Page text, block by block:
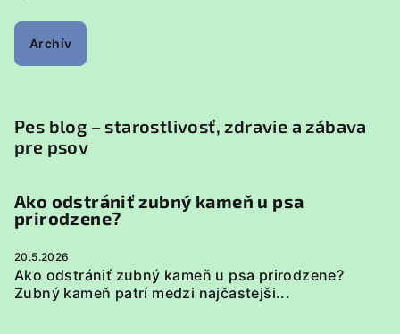
Archív
Pes blog – starostlivosť, zdravie a zábava
pre psov
Ako odstrániť zubný kameň u psa
prirodzene?
20.5.2026
Ako odstrániť zubný kameň u psa prirodzene?
Zubný kameň patrí medzi najčastejši...